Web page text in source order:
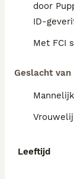
door
ID-
Met FCI
Geslacht
Mannelijk
Leeftijd